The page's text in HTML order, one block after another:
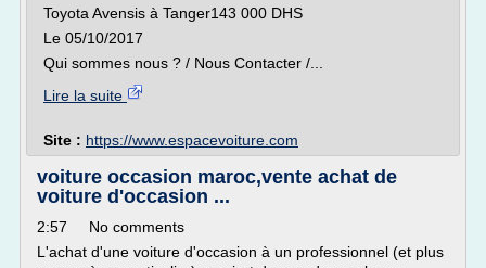
Toyota Avensis à Tanger143 000 DHS
Le 05/10/2017
Qui sommes nous ? / Nous Contacter /...
Lire la suite
Site : https://www.espacevoiture.com
voiture occasion maroc,vente achat de
voiture d'occasion ...
2:57 No comments
L'achat d'une voiture d'occasion à un professionnel (et plus